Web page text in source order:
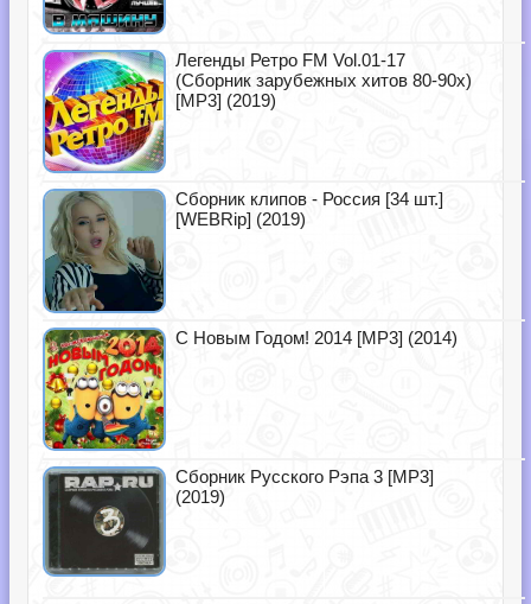
Легенды Ретро FM Vol.01-17
(Сборник зарубежных хитов 80-90х)
[MP3] (2019)
Сборник клипов - Россия [34 шт.]
[WEBRip] (2019)
С Новым Годом! 2014 [MP3] (2014)
Сборник Русского Рэпа 3 [MP3]
(2019)